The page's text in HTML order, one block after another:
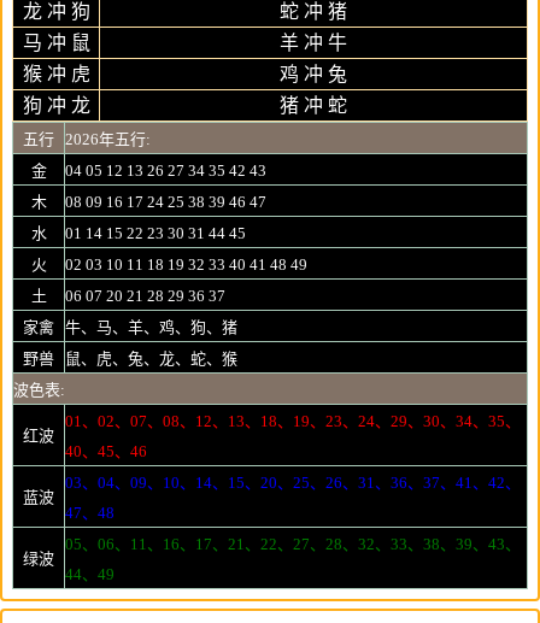
龙 冲 狗
蛇 冲 猪
马 冲 鼠
羊 冲 牛
猴 冲 虎
鸡 冲 兔
狗 冲 龙
猪 冲 蛇
五行 2026年五行:
金
04 05 12 13 26 27 34 35 42 43
木
08 09 16 17 24 25 38 39 46 47
水
01 14 15 22 23 30 31 44 45
火
02 03 10 11 18 19 32 33 40 41 48 49
土
06 07 20 21 28 29 36 37
家禽 牛、马、羊、鸡、狗、猪
野兽
鼠、虎、兔、龙、蛇、猴
波色表:
红波
01、02、07、08、12、13、18、19、23、24、29、30、34、35、
40、45、46
蓝波
03、04、09、10、14、15、20、25、26、31、36、37、41、42、
47、48
绿波
05、06、11、16、17、21、22、27、28、32、33、38、39、43、
44、49